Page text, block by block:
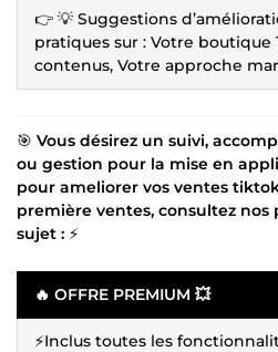
👉 💡 Suggestions
pratiques sur : Votre boutique
contenus, Votre approche
🎯 Vous désirez un suivi,
ou gestion pour la mise en
pour ameliorer vos ventes
première ventes, consultez nos
sujet : ⚡
🔥 OFFRE PREMIUM 💥
⚡Inclus toutes les